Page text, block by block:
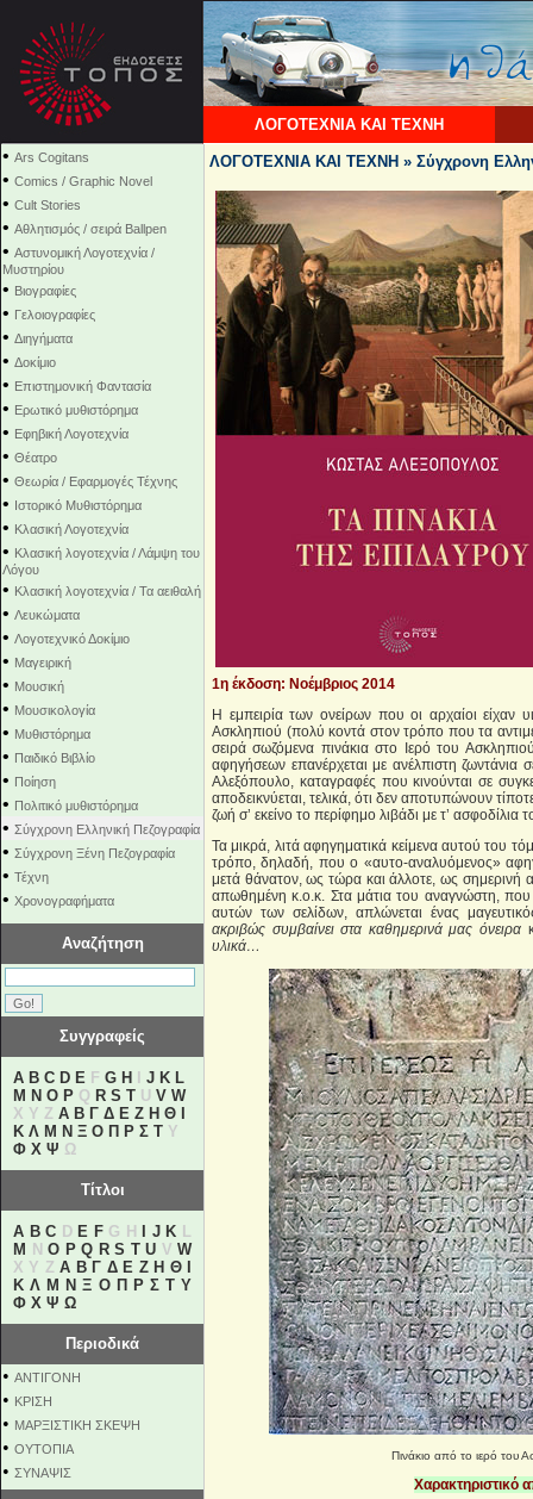
ΛΟΓΟΤΕΧΝΙΑ ΚΑΙ ΤΕΧΝΗ
• Ars Cogitans
• Comics / Graphic Novel
• Cult Stories
• Αθλητισμός / σειρά Ballpen
• Αστυνομική Λογοτεχνία /
Μυστηρίου
• Βιογραφίες
• Γελοιογραφίες
• Διηγήματα
• Δοκίμιο
• Επιστημονική Φαντασία
• Ερωτικό μυθιστόρημα
• Εφηβική Λογοτεχνία
• Θέατρο
• Θεωρία / Εφαρμογές Τέχνης
• Ιστορικό Μυθιστόρημα
• Κλασική Λογοτεχνία
• Κλασική λογοτεχνία / Λάμψη του
Λόγου
• Κλασική λογοτεχνία / Τα αειθαλή
• Λευκώματα
• Λογοτεχνικό Δοκίμιο
• Μαγειρική
• Μουσική
• Μουσικολογία
• Μυθιστόρημα
• Παιδικό Βιβλίο
• Ποίηση
• Πολιτικό μυθιστόρημα
• Σύγχρονη Ελληνική Πεζογραφία
• Σύγχρονη Ξένη Πεζογραφία
• Τέχνη
• Χρονογραφήματα
Αναζήτηση
Συγγραφείς
A B C D E F G H J K L
M N O P Q R S T U V W
X Y Z Α Β Γ Δ Ε Ζ Η Θ
Κ Λ Μ Ν Ξ Ο Π Ρ Σ Τ Υ
Φ Χ Ψ Ω
Τίτλοι
A B C D E FG H J K L
M
N O P Q R S T U V W
X Y ZΑ Β Γ Δ Ε Ζ Η Θ
Κ Λ Μ Ν Ξ Ο Π Ρ Σ Τ Υ
Φ Χ Ψ Ω
Περιοδικά
• ΑΝΤΙΓΟΝΗ
• ΚΡΙΣΗ
• ΜΑΡΞΙΣΤΙΚΗ ΣΚΕΨΗ
• ΟΥΤΟΠΙΑ
• ΣΥΝΑΨΙΣ
ΛΟΓΟΤΕΧΝΙΑ ΚΑΙ ΤΕΧΝΗ » Σύγχρονη
1η έκδοση: Νοέμβριος 2014
Η εμπειρία των ονείρων που οι αρχαίοι είχαν
Ασκληπιού (πολύ κοντά στον τρόπο που τα
σειρά σωζόμενα πινάκια στο Ιερό του
αφηγήσεων επανέρχεται με ανέλπιστη ζωντάνια
Αλεξόπουλο, καταγραφές που κινούνται σε
αποδεικνύεται, τελικά, ότι δεν αποτυπώνουν
ζωή σ’ εκείνο το περίφημο λιβάδι με τ’
Τα μικρά, λιτά αφηγηματικά κείμενα αυτού του
τρόπο, δηλαδή, που ο «αυτο-αναλυόμενος»
μετά θάνατον, ως τώρα και άλλοτε, ως σημερινή
απωθημένη κ.ο.κ. Στα μάτια του αναγνώστη, που
αυτών των σελίδων, απλώνεται ένας
ακριβώς συμβαίνει στα καθημερινά μας όνειρα
υλικά…
Πινάκιο από το ιερό του
Xαρακτηριστικό